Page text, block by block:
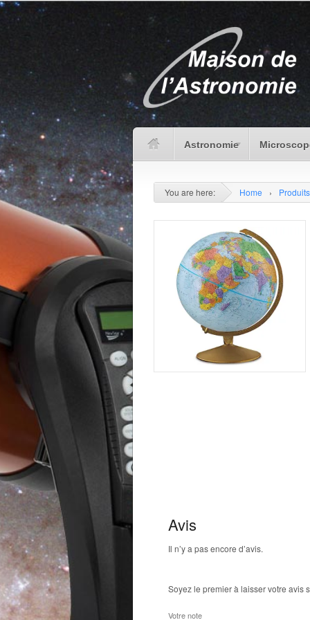
Astronomie
You are here: Home › Produits
Avis
Il n’y a pas encore d’avis.
Soyez le premier à laisser votre avis
Votre note